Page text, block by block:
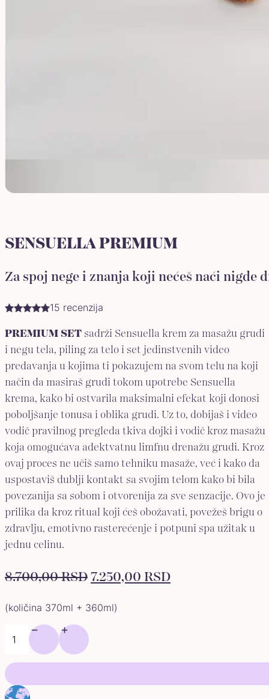
SENSUELLA PREMIUM
Za spoj nege i znanja koji nećeš naći nigde
15 recenzija
PREMIUM SET sadrži Sensuella krem za masažu grudi
i negu tela, piling za telo i set jedinstvenih video
predavanja u kojima ti pokazujem na svom telu na koji
način da masiraš grudi tokom upotrebe Sensuella
krema, kako bi ostvarila maksimalni efekat koji donosi
poboljšanje tonusa i oblika grudi. Uz to, dobijaš i video
vodič pravilnog pregleda tkiva dojki i vodič kroz masažu
koja omogućava adektvatnu limfnu drenažu grudi. Kroz
ovaj proces ne učiš samo tehniku masaže, već i kako da
uspostaviš dublji kontakt sa svojim telom kako bi bila
povezanija sa sobom i otvorenija za sve senzacije. Ovo je
prilika da kroz ritual koji ćeš obožavati, povežeš brigu o
zdravlju, emotivno rasterećenje i potpuni spa užitak u
jednu celinu.
8.700,00RSDORIGINALNA
JE
7.250,00 RSDTRENUTNA
(količina 370ml + 360ml)
Sensuella
Premium
količina